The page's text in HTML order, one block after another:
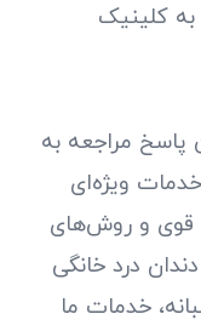
به کلینیک
پاسخ مراجعه به
ویژه‌ای
قوی و روش‌های
درد خانگی
خدمات ما